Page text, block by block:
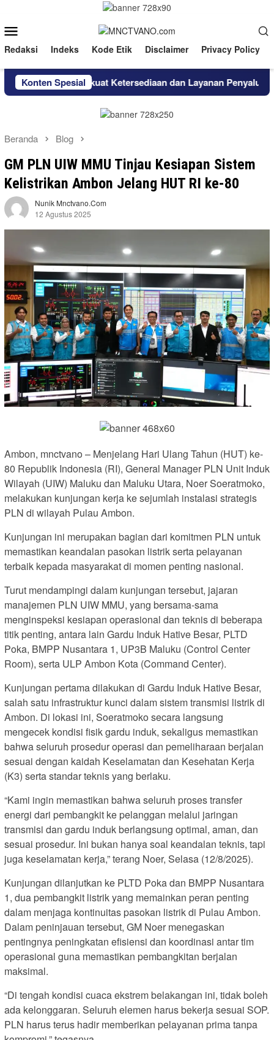
konten
Mobile
Redaksi Indeks Kode Etik Disclaimer Privacy Policy
Konten Spesial
Niaga Perkuat Ketersediaan dan Layanan Penyaluran BBM di
Beranda Blog
GM PLN UIW MMU Tinjau Kesiapan Sistem
Kelistrikan Ambon Jelang HUT RI ke-80
Nunik Mnctvano.com
12 Agustus 2025
Ambon, mnctvano – Menjelang Hari Ulang Tahun (HUT) ke-
80 Republik Indonesia (RI), General Manager PLN Unit Induk
Wilayah (UIW) Maluku dan Maluku Utara, Noer Soeratmoko,
melakukan kunjungan kerja ke sejumlah instalasi strategis
PLN di wilayah Pulau Ambon.
Kunjungan ini merupakan bagian dari komitmen PLN untuk
memastikan keandalan pasokan listrik serta pelayanan
terbaik kepada masyarakat di momen penting nasional.
Turut mendampingi dalam kunjungan tersebut, jajaran
manajemen PLN UIW MMU, yang bersama-sama
menginspeksi kesiapan operasional dan teknis di beberapa
titik penting, antara lain Gardu Induk Hative Besar, PLTD
Poka, BMPP Nusantara 1, UP3B Maluku (Control Center
Room), serta ULP Ambon Kota (Command Center).
Kunjungan pertama dilakukan di Gardu Induk Hative Besar,
salah satu infrastruktur kunci dalam sistem transmisi listrik di
Ambon. Di lokasi ini, Soeratmoko secara langsung
mengecek kondisi fisik gardu induk, sekaligus memastikan
bahwa seluruh prosedur operasi dan pemeliharaan berjalan
sesuai dengan kaidah Keselamatan dan Kesehatan Kerja
(K3) serta standar teknis yang berlaku.
“Kami ingin memastikan bahwa seluruh proses transfer
energi dari pembangkit ke pelanggan melalui jaringan
transmisi dan gardu induk berlangsung optimal, aman, dan
sesuai prosedur. Ini bukan hanya soal keandalan teknis, tapi
juga keselamatan kerja,” terang Noer, Selasa (12/8/2025).
Kunjungan dilanjutkan ke PLTD Poka dan BMPP Nusantara
1, dua pembangkit listrik yang memainkan peran penting
dalam menjaga kontinuitas pasokan listrik di Pulau Ambon.
Dalam peninjauan tersebut, GM Noer menegaskan
pentingnya peningkatan efisiensi dan koordinasi antar tim
operasional guna memastikan pembangkitan berjalan
maksimal.
“Di tengah kondisi cuaca ekstrem belakangan ini, tidak boleh
ada kelonggaran. Seluruh elemen harus bekerja sesuai SOP.
PLN harus terus hadir memberikan pelayanan prima tanpa